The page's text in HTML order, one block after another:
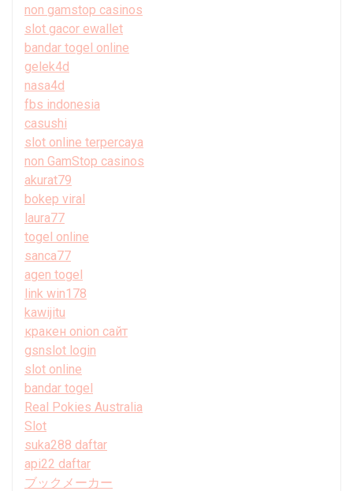
non gamstop casinos
slot gacor ewallet
bandar togel online
gelek4d
nasa4d
fbs indonesia
casushi
slot online terpercaya
non GamStop casinos
akurat79
bokep viral
laura77
togel online
sanca77
agen togel
link win178
kawijitu
кракен onion сайт
gsnslot login
slot online
bandar togel
Real Pokies Australia
Slot
suka288 daftar
api22 daftar
ブックメーカー